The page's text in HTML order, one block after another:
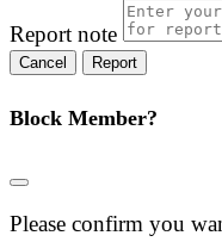
Report note
Report
Block Member?
Please confirm you